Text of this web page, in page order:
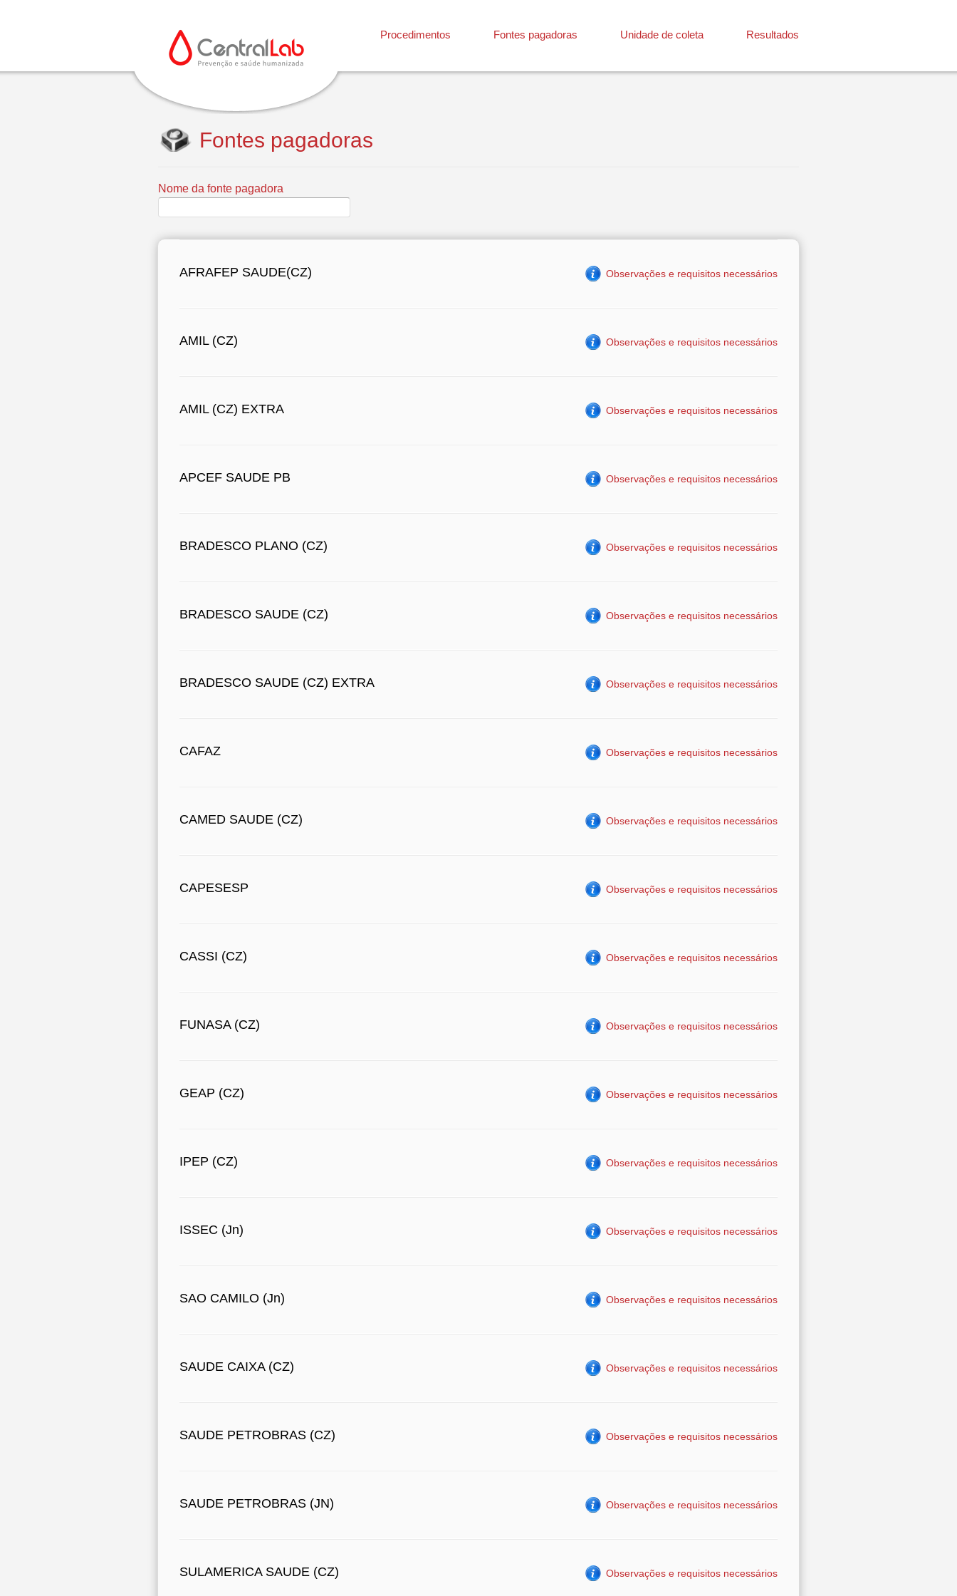
Procedimentos Fontes pagadoras Unidade de coleta Resultados
Fontes pagadoras
Nome da fonte pagadora
AFRAFEP SAUDE(CZ) Observações e requisitos necessários
AMIL (CZ) Observações e requisitos necessários
AMIL (CZ) EXTRA Observações e requisitos necessários
APCEF SAUDE PB Observações e requisitos necessários
BRADESCO PLANO (CZ) Observações e requisitos necessários
BRADESCO SAUDE (CZ) Observações e requisitos necessários
BRADESCO SAUDE (CZ) EXTRA Observações e requisitos necessários
CAFAZ Observações e requisitos necessários
CAMED SAUDE (CZ) Observações e requisitos necessários
CAPESESP Observações e requisitos necessários
CASSI (CZ) Observações e requisitos necessários
FUNASA (CZ) Observações e requisitos necessários
GEAP (CZ) Observações e requisitos necessários
IPEP (CZ) Observações e requisitos necessários
ISSEC (Jn) Observações e requisitos necessários
SAO CAMILO (Jn) Observações e requisitos necessários
SAUDE CAIXA (CZ) Observações e requisitos necessários
SAUDE PETROBRAS (CZ) Observações e requisitos necessários
SAUDE PETROBRAS (JN) Observações e requisitos necessários
SULAMERICA SAUDE (CZ) Observações e requisitos necessários